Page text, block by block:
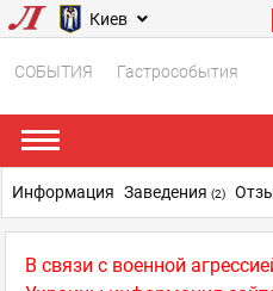
Киев
СОБЫТИЯ Гастрособытия
В связи с военной
Информация Заведения (2)